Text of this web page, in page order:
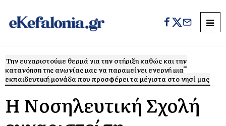
Την ευχαριστούμε θερμά για την στήριξη καθώς και την
κατανόηση της αγωνίας μας να παραμείνει ενεργή μια
εκπαιδευτική μονάδα που προσφέρει τα μέγιστα στο νησί μας
Η Νοσηλευτική Σχολή